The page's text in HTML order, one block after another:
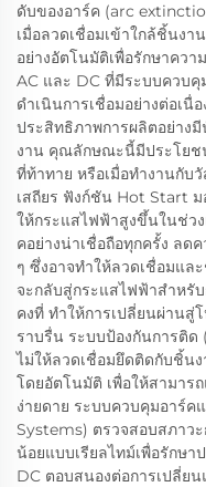
ดับของอาร์ค (arc
เมื่อลวดเชื่อมเข้าใกล้ชิ้นงา
อย่างอัตโนมัติเพื่อรักษาควา
AC และ DC ที่มีระบบควบ
ดำเนินการเชื่อมอย่างต่อเนื่
ประสิทธิภาพการผลิตอย่าง
งาน คุณลักษณะนี้มีประโยช
ที่ท้าทาย หรือเมื่อทำงานกับ
เสถียร ฟังก์ชัน Hot Start
ให้กระแสไฟฟ้าสูงขึ้นในช่วง
คอย่างน่าเชื่อถือทุกครั้ง ลด
ๆ ซึ่งอาจทำให้ลวดเชื่อมแล
จะกลับสู่กระแสไฟฟ้าสำหรั
คงที่ ทำให้การเปลี่ยนผ่านสู่
ราบรื่น ระบบป้องกันการติ
ไม่ให้ลวดเชื่อมยึดติดกับชิ้น
โดยอัตโนมัติ เพื่อให้สามาร
ง่ายดาย ระบบควบคุมอาร์
Systems) ตรวจสอบสภาวะ
น้อยแบบเรียลไทม์เพื่อรักษา
DC ตอบสนองต่อการเปลี่ย